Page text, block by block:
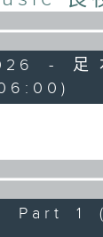
- 足
Part 1